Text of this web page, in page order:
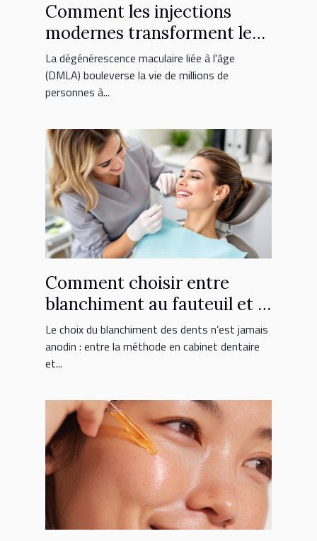
Comment les injections
modernes transforment le
traitement de la DMLA ?
La dégénérescence maculaire liée à l'âge
(DMLA) bouleverse la vie de millions de
personnes à...
Comment choisir entre
blanchiment au fauteuil et à
domicile ?
Le choix du blanchiment des dents n’est jamais
anodin : entre la méthode en cabinet dentaire
et...